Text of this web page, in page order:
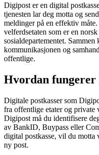
Digipost er en digital
tjenesten lar deg motta og
meldinger på en effektiv
velferdsetaten som er en
sosialdepartementet.
kommunikasjonen og
offentlige.
Hvordan fungerer
Digitale postkasser som
fra offentlige etater og private
Digipost må du identifisere
av BankID, Buypass eller
digital postkasse, vil du motta
ny post.